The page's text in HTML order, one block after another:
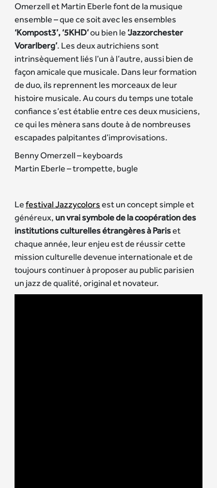
Omerzell et Martin Eberle font de la musique
ensemble – que ce soit avec les ensembles
‘Kompost3’, ‘5KHD’ou bien le ‘Jazzorchester
Vorarlberg’. Les deux autrichiens sont
intrinsèquement liés l’un à l’autre, aussi bien de
façon amicale que musicale. Dans leur formation
de duo, ils reprennent les morceaux de leur
histoire musicale. Au cours du temps une totale
confiance s’est établie entre ces deux musiciens,
ce qui les mènera sans doute à de nombreuses
escapades palpitantes d’improvisations.
Benny Omerzell – keyboards
Martin Eberle – trompette, bugle
Lefestival Jazzycolorsest un concept simple et
généreux, un vrai symbole de la coopération des
institutions culturelles étrangères à Pariset
chaque année, leur enjeu est de réussir cette
mission culturelle devenue internationale et de
toujours continuer à proposer au public parisien
un jazz de qualité, original et novateur.